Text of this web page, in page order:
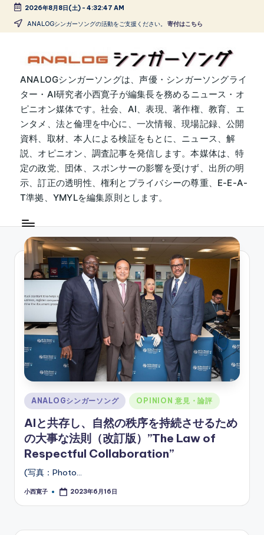
Skip
2026年8月8日(土)- 4:32:47 AM
ANALOGシンガーソングの活動をご支援ください。 寄付はこちら
A
N
A
L
O
G
シ
ン
ガ
ー
ソ
ン
ANALOGシンガーソングは、声優・シンガーソングライ
ター・AI研究者小西寛子が編集長を務めるニュース・オ
ピニオン媒体です。社会、AI、表現、著作権、教育、エ
ンタメ、法と倫理を中心に、一次情報、現場記録、公開
資料、取材、本人による検証をもとに、ニュース、解
説、オピニオン、調査記事を発信します。本媒体は、特
定の政党、団体、スポンサーの影響を受けず、出所の明
示、訂正の透明性、権利とプライバシーの尊重、E-E-A-
T準拠、YMYLを編集原則とします。
Posted
in
ANALOGシンガーソング OPINION 意見・論評
AIと共存し、自然の秩序を持続させるため
の大事な法則（改訂版）”The Law of
Respectful Collaboration”
(写真：Photo…
Posted
小西寛子 2023年6月16日